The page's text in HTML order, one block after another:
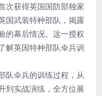
次获得英国国防部独家
国武装特种部队，揭露
的幕后情况。这一授权
解英国特种部队伞兵训
队伞兵的训练过程，从
到实战演练，全方位展